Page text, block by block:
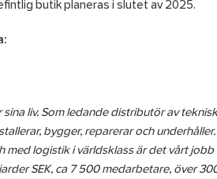
butik planeras i slutet av 2025.
liv. Som ledande distributör av
bygger, reparerar och
med logistik i världsklass är det vårt
SEK, ca 7 500 medarbetare, över